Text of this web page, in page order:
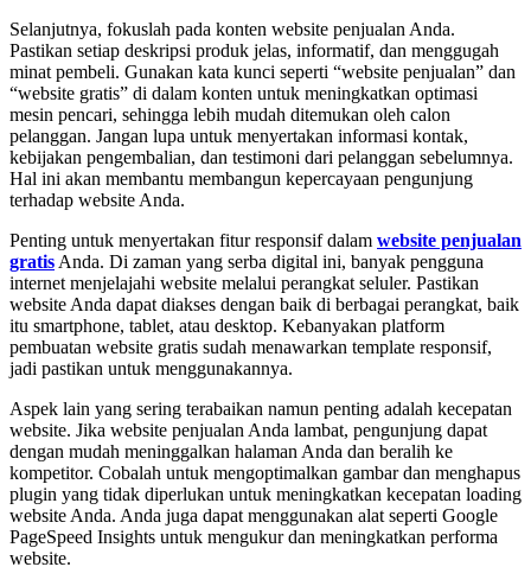
Selanjutnya, fokuslah pada konten website penjualan Anda.
Pastikan setiap deskripsi produk jelas, informatif, dan menggugah
minat pembeli. Gunakan kata kunci seperti “website penjualan” dan
“website gratis” di dalam konten untuk meningkatkan optimasi
mesin pencari, sehingga lebih mudah ditemukan oleh calon
pelanggan. Jangan lupa untuk menyertakan informasi kontak,
kebijakan pengembalian, dan testimoni dari pelanggan sebelumnya.
Hal ini akan membantu membangun kepercayaan pengunjung
terhadap website Anda.
Penting untuk menyertakan fitur responsif dalam website penjualan
gratis Anda. Di zaman yang serba digital ini, banyak pengguna
internet menjelajahi website melalui perangkat seluler. Pastikan
website Anda dapat diakses dengan baik di berbagai perangkat, baik
itu smartphone, tablet, atau desktop. Kebanyakan platform
pembuatan website gratis sudah menawarkan template responsif,
jadi pastikan untuk menggunakannya.
Aspek lain yang sering terabaikan namun penting adalah kecepatan
website. Jika website penjualan Anda lambat, pengunjung dapat
dengan mudah meninggalkan halaman Anda dan beralih ke
kompetitor. Cobalah untuk mengoptimalkan gambar dan menghapus
plugin yang tidak diperlukan untuk meningkatkan kecepatan loading
website Anda. Anda juga dapat menggunakan alat seperti Google
PageSpeed Insights untuk mengukur dan meningkatkan performa
website.